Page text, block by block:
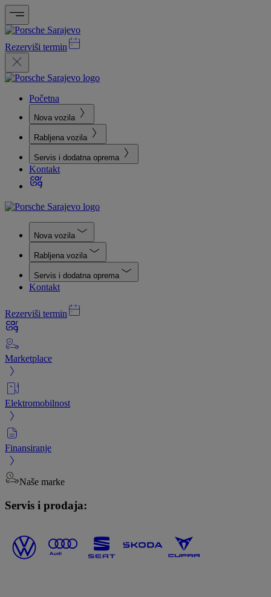
Rezerviši termin
Početna
Nova vozila
Rabljena vozila
Servis i dodatna oprema
Kontakt
Nova vozila
Rabljena vozila
Servis i dodatna oprema
Kontakt
Rezerviši termin
Marketplace
Elektromobilnost
Finansiranje
Naše marke
Servis i prodaja: